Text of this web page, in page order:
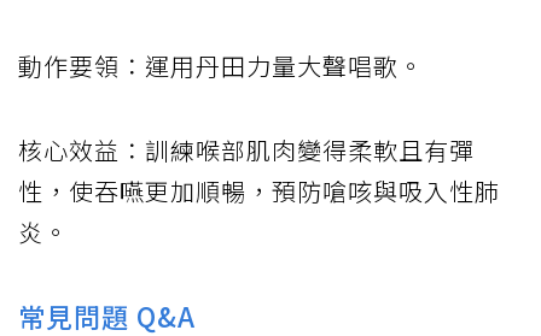
動作要領：運用丹田力量大聲唱歌。
核心效益：訓練喉部肌肉變得柔軟且有彈
性，使吞嚥更加順暢，預防嗆咳與吸入性肺
炎。
常見問題 Q&A